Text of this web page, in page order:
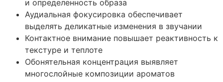
и определенность образа
Аудиальная фокусировка обеспечивает
выделять деликатные изменения в звучании
Контактное внимание повышает реактивность к
текстуре и теплоте
Обонятельная концентрация выявляет
многослойные композиции ароматов